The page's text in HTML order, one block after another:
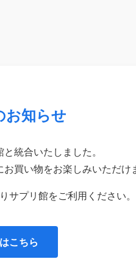
お知らせ
統合いたしました。
買い物をお楽しみいただけ
サプリ館をご利用ください。
こちら